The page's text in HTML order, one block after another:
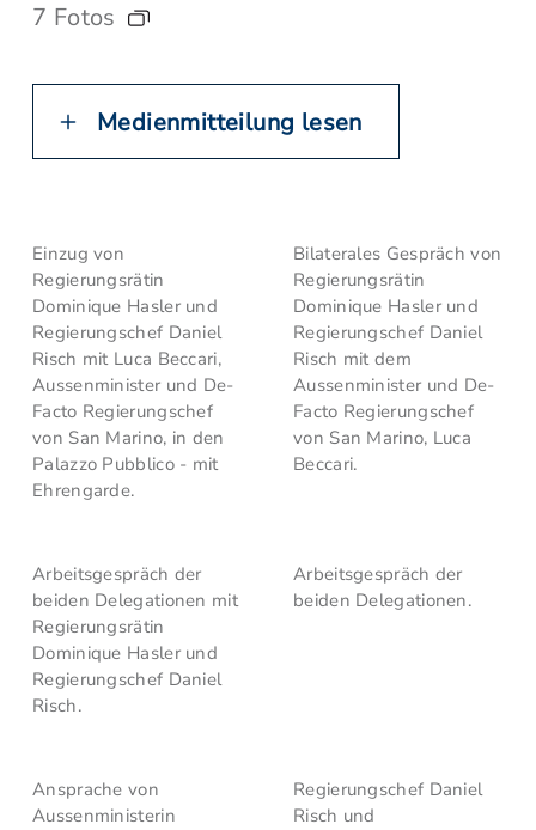
7 Fotos
Medienmitteilung lesen
Einzug von
Regierungsrätin
Dominique Hasler und
Regierungschef Daniel
Risch mit Luca Beccari,
Aussenminister und De-
Facto Regierungschef
von San Marino, in den
Palazzo Pubblico - mit
Ehrengarde.
Bilaterales Gespräch von
Regierungsrätin
Dominique Hasler und
Regierungschef Daniel
Risch mit dem
Aussenminister und De-
Facto Regierungschef
von San Marino, Luca
Beccari.
Arbeitsgespräch der
beiden Delegationen mit
Regierungsrätin
Dominique Hasler und
Regierungschef Daniel
Risch.
Arbeitsgespräch der
beiden Delegationen.
Ansprache von
Aussenministerin
Regierungschef Daniel
Risch und